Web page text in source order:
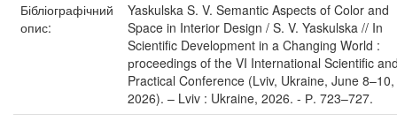
Бібліографічний
опис:
Yaskulska S. V. Semantic Aspects of Color and
Space in Interior Design / S. V. Yaskulska // In
Scientific Development in a Changing World :
рroceedings of the VI International Scientific
Practical Conference (Lviv, Ukraine, June 8–10,
2026). – Lviv : Ukraine, 2026. - Р. 723–727.